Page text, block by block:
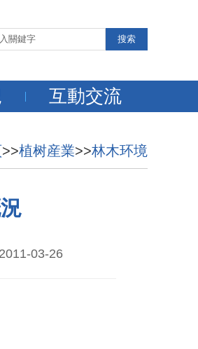
互動交流
>>植树産業>>林木环境
03-26